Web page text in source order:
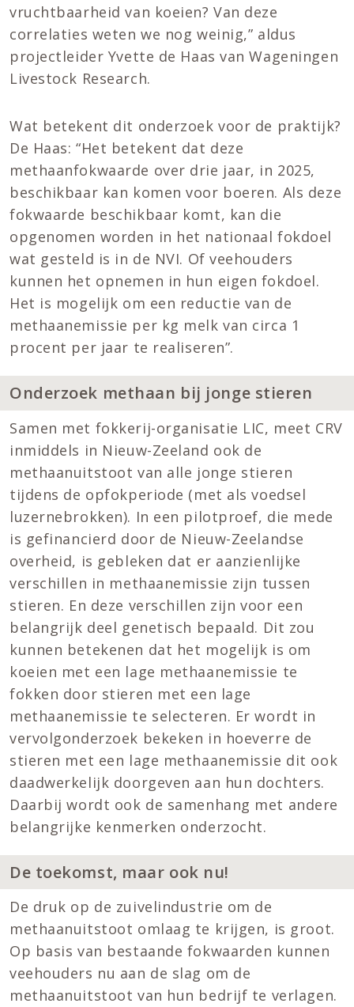
vruchtbaarheid van koeien? Van deze
correlaties weten we nog weinig,” aldus
projectleider Yvette de Haas van Wageningen
Livestock Research.
Wat betekent dit onderzoek voor de praktijk?
De Haas: “Het betekent dat deze
methaanfokwaarde over drie jaar, in 2025,
beschikbaar kan komen voor boeren. Als deze
fokwaarde beschikbaar komt, kan die
opgenomen worden in het nationaal fokdoel
wat gesteld is in de NVI. Of veehouders
kunnen het opnemen in hun eigen fokdoel.
Het is mogelijk om een reductie van de
methaanemissie per kg melk van circa 1
procent per jaar te realiseren”.
Onderzoek methaan bij jonge stieren
Samen met fokkerij-organisatie LIC, meet CRV
inmiddels in Nieuw-Zeeland ook de
methaanuitstoot van alle jonge stieren
tijdens de opfokperiode (met als voedsel
luzernebrokken). In een pilotproef, die mede
is gefinancierd door de Nieuw-Zeelandse
overheid, is gebleken dat er aanzienlijke
verschillen in methaanemissie zijn tussen
stieren. En deze verschillen zijn voor een
belangrijk deel genetisch bepaald. Dit zou
kunnen betekenen dat het mogelijk is om
koeien met een lage methaanemissie te
fokken door stieren met een lage
methaanemissie te selecteren. Er wordt in
vervolgonderzoek bekeken in hoeverre de
stieren met een lage methaanemissie dit ook
daadwerkelijk doorgeven aan hun dochters.
Daarbij wordt ook de samenhang met andere
belangrijke kenmerken onderzocht.
De toekomst, maar ook nu!
De druk op de zuivelindustrie om de
methaanuitstoot omlaag te krijgen, is groot.
Op basis van bestaande fokwaarden kunnen
veehouders nu aan de slag om de
methaanuitstoot van hun bedrijf te verlagen.